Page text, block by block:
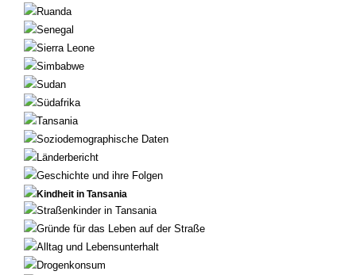
Ruanda
Senegal
Sierra Leone
Simbabwe
Sudan
Südafrika
Tansania
Soziodemographische Daten
Länderbericht
Geschichte und ihre Folgen
Kindheit in Tansania
Straßenkinder in Tansania
Gründe für das Leben auf der Straße
Alltag und Lebensunterhalt
Drogenkonsum